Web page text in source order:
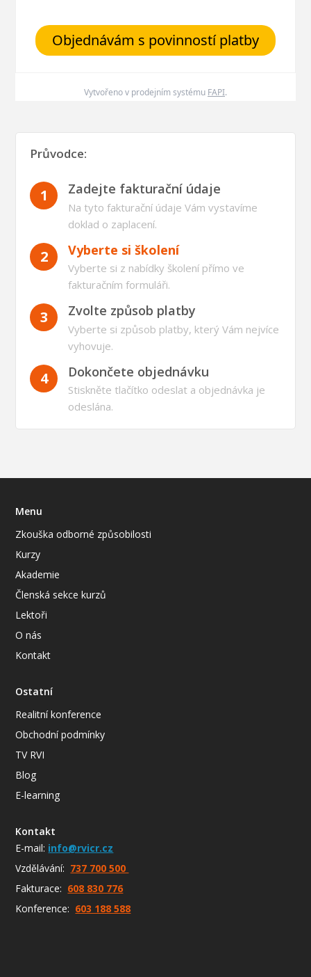
Objednávám s povinností platby
Vytvořeno v prodejním systému FAPI.
Průvodce:
1 Zadejte fakturační údaje
Na tyto fakturační údaje Vám vystavíme
doklad o zaplacení.
2 Vyberte si školení
Vyberte si z nabídky školení přímo ve
fakturačním formuláři.
3 Zvolte způsob platby
Vyberte si způsob platby, který Vám nejvíce
vyhovuje.
4 Dokončete objednávku
Stiskněte tlačítko odeslat a objednávka je
odeslána.
Menu
Zkouška odborné způsobilosti
Kurzy
Akademie
Členská sekce kurzů
Lektoři
O nás
Kontakt
Ostatní
Realitní konference
Obchodní podmínky
TV RVI
Blog
E-learning
Kontakt
E-mail: info@rvicr.cz
Vzdělávání: 737 700 500
Fakturace: 608 830 776
Konference: 603 188 588